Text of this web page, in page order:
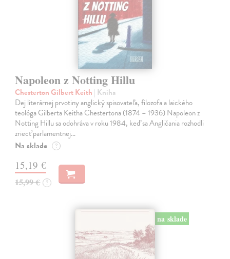
Napoleon z Notting Hillu
Chesterton Gilbert Keith | Kniha
Dej literárnej prvotiny anglický spisovateľa, filozofa a laického
teológa Gilberta Keitha Chestertona (1874 – 1936) Napoleon z
Notting Hillu sa odohráva v roku 1984, keď sa Angličania rozhodli
zriecť parlamentnej…
Na sklade ?
15,19 €
15,99 € ?
na sklade